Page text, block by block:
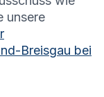
unsere
Breisgau bei